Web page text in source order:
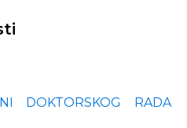
DOKTORSKOG RADA